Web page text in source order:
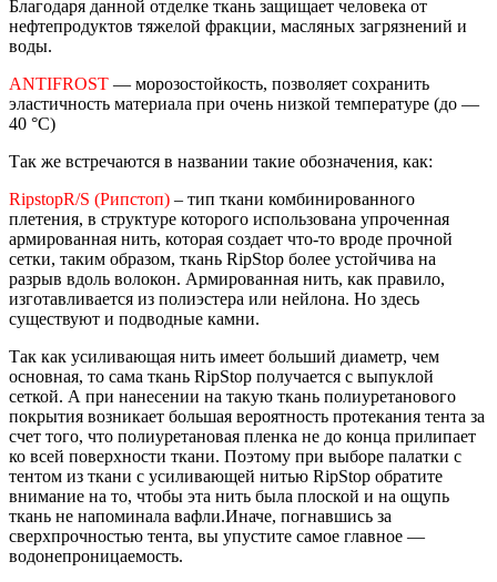
Благодаря данной отделке ткань защищает человека от
нефтепродуктов тяжелой фракции, масляных загрязнений и
воды.
ANTIFROST — морозостойкость, позволяет сохранить
эластичность материала при очень низкой температуре (до —
40 °C)
Так же встречаются в названии такие обозначения, как:
RipstopR/S (Рипстоп) – тип ткани комбинированного
плетения, в структуре которого использована упроченная
армированная нить, которая создает что-то вроде прочной
сетки, таким образом, ткань RipStop более устойчива на
разрыв вдоль волокон. Армированная нить, как правило,
изготавливается из полиэстера или нейлона. Но здесь
существуют и подводные камни.
Так как усиливающая нить имеет больший диаметр, чем
основная, то сама ткань RipStop получается с выпуклой
сеткой. А при нанесении на такую ткань полиуретанового
покрытия возникает большая вероятность протекания тента за
счет того, что полиуретановая пленка не до конца прилипает
ко всей поверхности ткани. Поэтому при выборе палатки с
тентом из ткани с усиливающей нитью RipStop обратите
внимание на то, чтобы эта нить была плоской и на ощупь
ткань не напоминала вафли.Иначе, погнавшись за
сверхпрочностью тента, вы упустите самое главное —
водонепроницаемость.